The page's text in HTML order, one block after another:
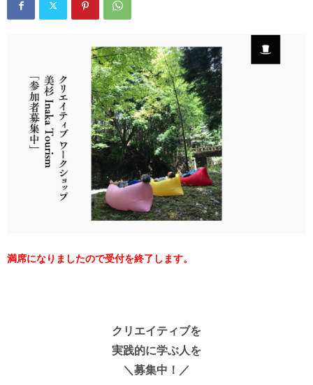
満席になりましたので受付を終了します。
クリエイティブを
実践的に学ぶ人を
＼募集中！／